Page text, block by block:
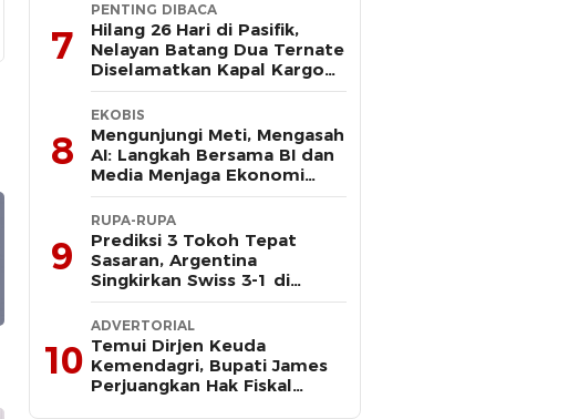
7
PENTING DIBACA
Hilang 26 Hari di Pasifik,
Nelayan Batang Dua Ternate
Diselamatkan Kapal Kargo
Prancis
8
EKOBIS
Mengunjungi Meti, Mengasah
AI: Langkah Bersama BI dan
Media Menjaga Ekonomi
Maluku Utara
9
RUPA-RUPA
Prediksi 3 Tokoh Tepat
Sasaran, Argentina
Singkirkan Swiss 3-1 di
Perempat Final Piala Dunia
10
ADVERTORIAL
​Temui Dirjen Keuda
Kemendagri, Bupati James
Perjuangkan Hak Fiskal